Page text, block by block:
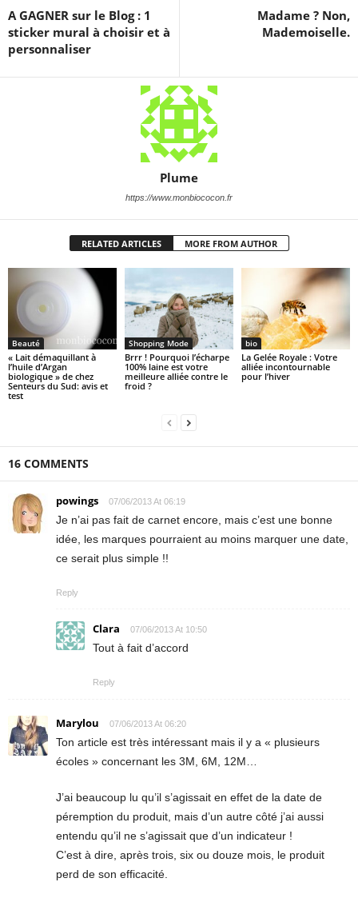
A GAGNER sur le Blog : 1
sticker mural à choisir et à
personnaliser
Madame ? Non,
Mademoiselle.
Plume
https://www.monbiococon.fr
RELATED ARTICLES MORE FROM AUTHOR
Beauté
« Lait démaquillant à
l’huile d’Argan
biologique » de chez
Senteurs du Sud: avis et
test
Shopping Mode
Brrr ! Pourquoi l’écharpe
100% laine est votre
meilleure alliée contre le
froid ?
bio
La Gelée Royale : Votre
alliée incontournable
pour l’hiver
16 COMMENTS
powings 07/06/2013 At 06:19
Je n’ai pas fait de carnet encore, mais c’est une bonne
idée, les marques pourraient au moins marquer une date,
ce serait plus simple !!
Reply
Clara 07/06/2013 At 10:50
Tout à fait d’accord
Reply
Marylou 07/06/2013 At 06:20
Ton article est très intéressant mais il y a « plusieurs
écoles » concernant les 3M, 6M, 12M…
J’ai beaucoup lu qu’il s’agissait en effet de la date de
péremption du produit, mais d’un autre côté j’ai aussi
entendu qu’il ne s’agissait que d’un indicateur !
C’est à dire, après trois, six ou douze mois, le produit
perd de son efficacité.